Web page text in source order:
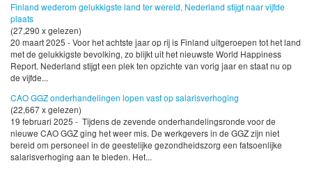
Finland wederom gelukkigste land ter wereld, Nederland stijgt naar vijfde
plaats
(27,290 x gelezen)
20 maart 2025 - Voor het achtste jaar op rij is Finland uitgeroepen tot het land
met de gelukkigste bevolking, zo blijkt uit het nieuwste World Happiness
Report. Nederland stijgt een plek ten opzichte van vorig jaar en staat nu op
de vijfde...
CAO GGZ onderhandelingen lopen vast op salarisverhoging
(22,667 x gelezen)
19 februari 2025 - Tijdens de zevende onderhandelingsronde voor de
nieuwe CAO GGZ ging het weer mis. De werkgevers in de GGZ zijn niet
bereid om personeel in de geestelijke gezondheidszorg een fatsoenlijke
salarisverhoging aan te bieden. Het...